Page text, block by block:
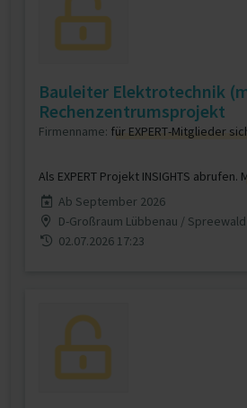
Bauleiter Elektrotechnik
Rechenzentrumsprojekt
Firmenname: für EXPERT-Mitglieder
Als EXPERT Projekt INSIGHTS abrufen.
Ab September 2026
D-Großraum Lübbenau / Spreewald
02.07.2026 17:23